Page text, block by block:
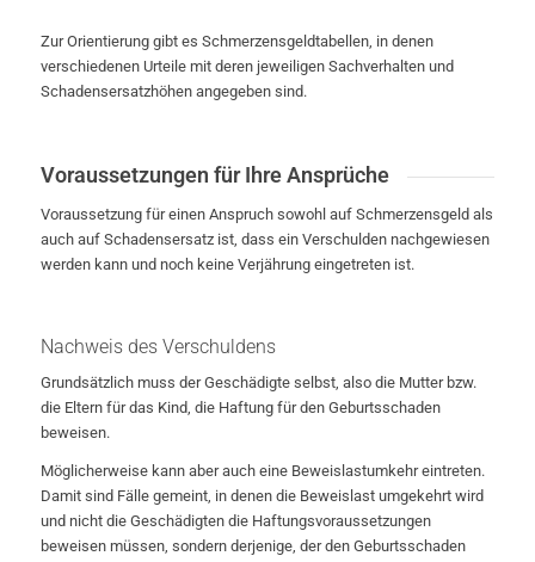
Zur Orientierung gibt es Schmerzensgeldtabellen, in denen
verschiedenen Urteile mit deren jeweiligen Sachverhalten und
Schadensersatzhöhen angegeben sind.
Voraussetzungen für Ihre Ansprüche
Voraussetzung für einen Anspruch sowohl auf Schmerzensgeld als
auch auf Schadensersatz ist, dass ein Verschulden nachgewiesen
werden kann und noch keine Verjährung eingetreten ist.
Nachweis des Verschuldens
Grundsätzlich muss der Geschädigte selbst, also die Mutter bzw.
die Eltern für das Kind, die Haftung für den Geburtsschaden
beweisen.
Möglicherweise kann aber auch eine Beweislastumkehr eintreten.
Damit sind Fälle gemeint, in denen die Beweislast umgekehrt wird
und nicht die Geschädigten die Haftungsvoraussetzungen
beweisen müssen, sondern derjenige, der den Geburtsschaden